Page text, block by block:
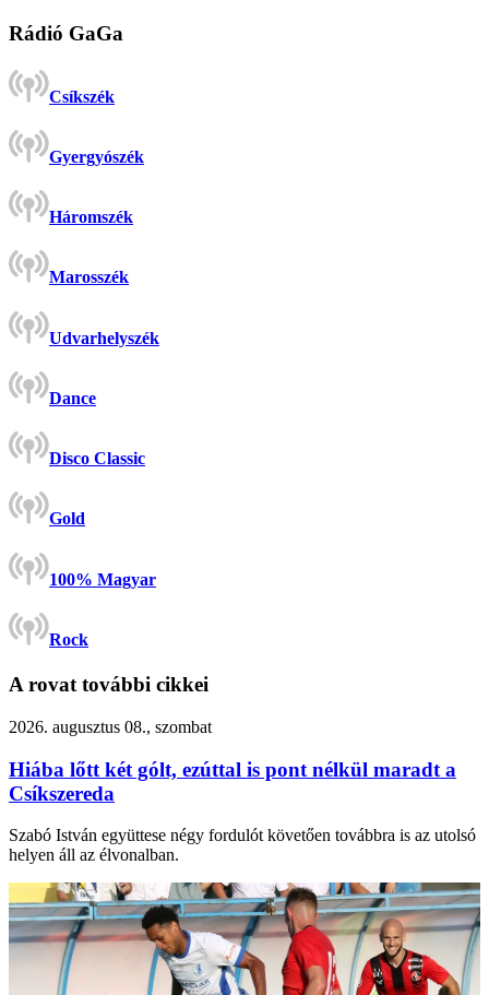
Rádió GaGa
Csíkszék
Gyergyószék
Háromszék
Marosszék
Udvarhelyszék
Dance
Disco Classic
Gold
100% Magyar
Rock
A rovat további cikkei
2026. augusztus 08., szombat
Hiába lőtt két gólt, ezúttal is pont nélkül maradt a
Csíkszereda
Szabó István együttese négy fordulót követően továbbra is az utolsó
helyen áll az élvonalban.